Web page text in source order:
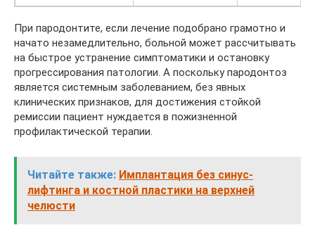
При пародонтите, если лечение подобрано грамотно и
начато незамедлительно, больной может рассчитывать
на быстрое устранение симптоматики и остановку
прогрессирования патологии. А поскольку пародонтоз
является системным заболеванием, без явных
клинических признаков, для достижения стойкой
ремиссии пациент нуждается в пожизненной
профилактической терапии.
Читайте также: Имплантация без синус-
лифтинга и костной пластики на верхней
челюсти